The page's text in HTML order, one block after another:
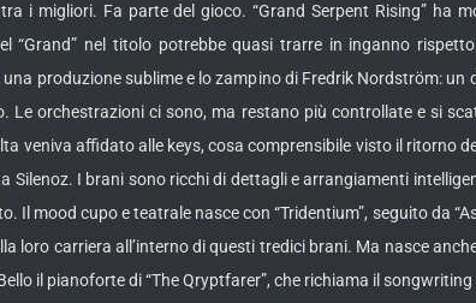
i migliori. Fa parte del gioco. “Grand Serpent Rising” ha
“Grand” nel titolo potrebbe quasi trarre in inganno
produzione sublime e lo zampino di Fredrik Nordström:
Le orchestrazioni ci sono, ma restano più controllate e si
veniva affidato alle keys, cosa comprensibile visto il ritorno
I brani sono ricchi di dettagli e arrangiamenti
mood cupo e teatrale nasce con “Tridentium”, seguito da
loro carriera all’interno di questi tredici brani. Ma nasce
il pianoforte di “The Qryptfarer”, che richiama il